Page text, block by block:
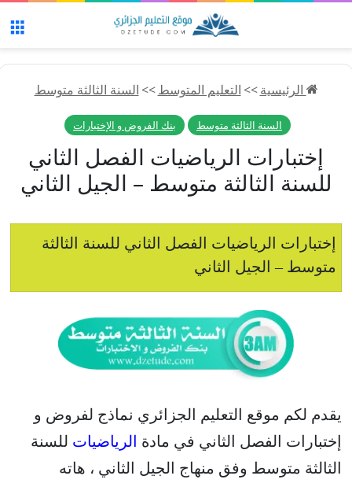
الرئيسية >>التعليم المتوسط >>السنة الثالثة متوسط
السنة الثالثة متوسط بنك الفروض و الإختبارات
إختبارات الرياضيات الفصل الثاني
للسنة الثالثة متوسط – الجيل الثاني
إختبارات الرياضيات الفصل الثاني للسنة الثالثة
متوسط – الجيل الثاني
يقدم لكم موقع التعليم الجزائري نماذج لفروض و
إختبارات الفصل الثاني في مادة الرياضيات للسنة
الثالثة متوسط وفق منهاج الجيل الثاني ، هاته